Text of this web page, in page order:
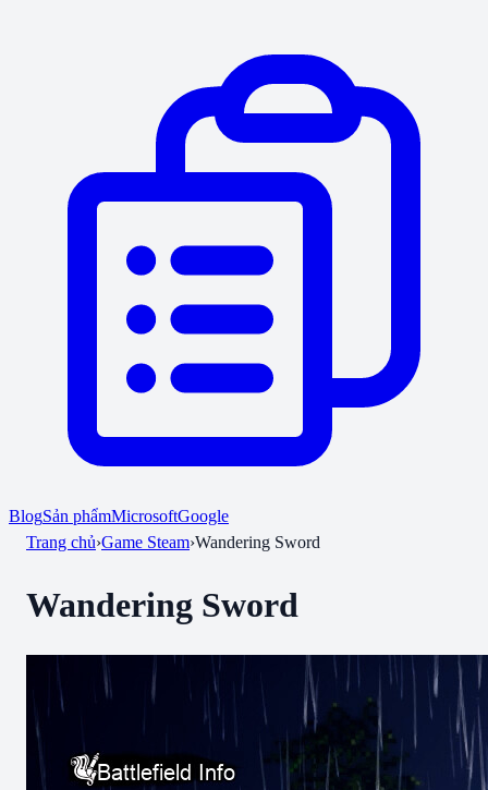
BlogSản phẩmMicrosoftGoogle
Trang chủ›Game Steam›Wandering Sword
Wandering Sword